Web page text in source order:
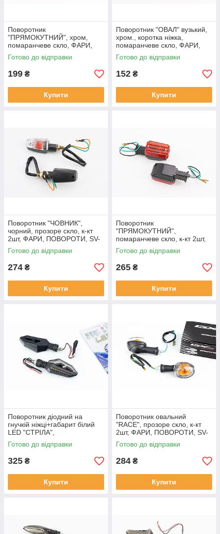
Поворотник
"ПРЯМОКУТНИЙ", хром,
помаранчеве скло, ФАРИ,
ПОВОРОТИ, SV-337736
Готово до відправки
199 ₴
Купити
Поворотник "ОВАЛ" вузький,
хром., коротка ніжка,
помаранчеве скло, ФАРИ,
ПОВОРОТИ, SV-301717
Готово до відправки
152 ₴
Купити
Поворотник "ЧОВНИК",
чорний, прозоре скло, к-кт
2шт, ФАРИ, ПОВОРОТИ, SV-
337375
Готово до відправки
274 ₴
Купити
Поворотник
"ПРЯМОКУТНИЙ",
помаранчеве скло, к-кт 2шт,
ФАРИ, ПОВОРОТИ, SV-
337095
Готово до відправки
265 ₴
Купити
Поворотник діодний на
гнучкій ніжці+габарит білий
LED "СТРІЛА",
секвентальний, к-кт 2шт тип
1, ФАРИ, ПОВОРОТИ, SV-
Готово до відправки
325 ₴
Купити
Поворотник овальний
"RACE", прозоре скло, к-кт
2шт, ФАРИ, ПОВОРОТИ, SV-
366020
Готово до відправки
284 ₴
Купити